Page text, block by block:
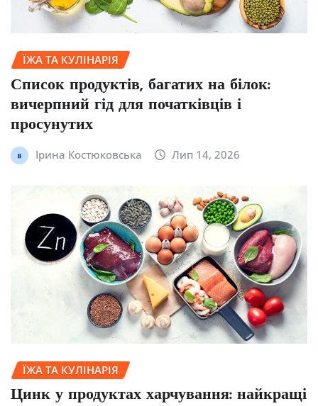
ЇЖА ТА КУЛІНАРІЯ
Список продуктів, багатих на білок:
вичерпний гід для початківців і
просунутих
Ірина Костюковська Лип 14, 2026
ЇЖА ТА КУЛІНАРІЯ
Цинк у продуктах харчування: найкращі